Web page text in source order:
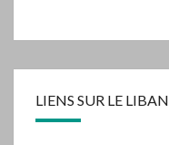
LIENS SUR LE LIBAN